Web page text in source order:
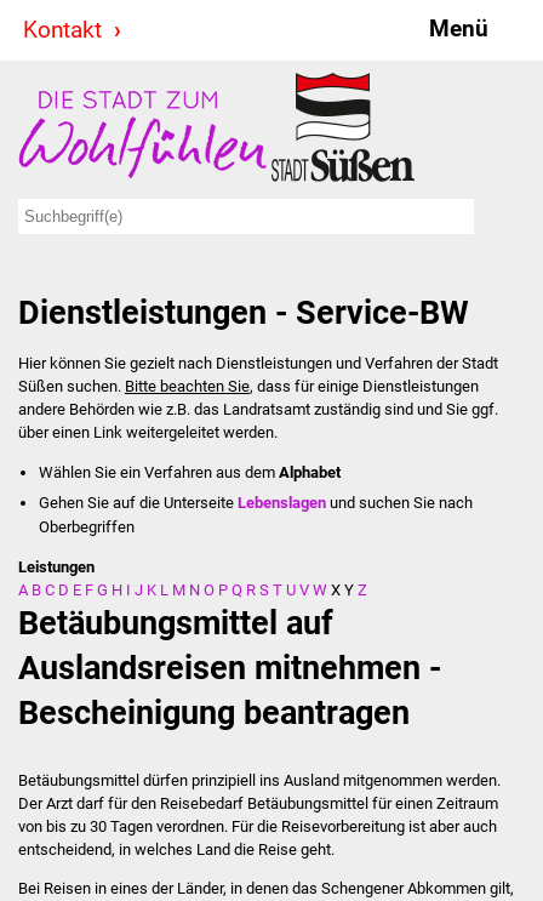
Kontakt Menü
Stadt & Politik
Bürgermeister
Ausschüsse
Ratsinformationssystem
Jugendbeirat
Summerrockfestival
Stadtverwaltung
Ansprechpartner
Behördenwegweiser
Kontakt
Veröffentlichungen
Dienstleistungen - Service-BW
Hier können Sie gezielt nach Dienstleistungen und Verfahren der Stadt
Süßen suchen. Bitte beachten Sie, dass für einige Dienstleistungen
andere Behörden wie z.B. das Landratsamt zuständig sind und Sie ggf.
über einen Link weitergeleitet werden.
Wählen Sie ein Verfahren aus dem Alphabet
Gehen Sie auf die UnterseiteLebenslagen und suchen Sie nach
Oberbegriffen
Leistungen
A B C D E F G H I J K L M N O P Q R S T U V W X Y Z
Betäubungsmittel auf
Auslandsreisen mitnehmen -
Bescheinigung beantragen
Betäubungsmittel dürfen prinzipiell ins Ausland mitgenommen werden.
Der Arzt darf für den Reisebedarf Betäubungsmittel für einen Zeitraum
von bis zu 30 Tagen verordnen. Für die Reisevorbereitung ist aber auch
entscheidend, in welches Land die Reise geht.
Bei Reisen in eines der Länder, in denen das Schengener Abkommen gilt,